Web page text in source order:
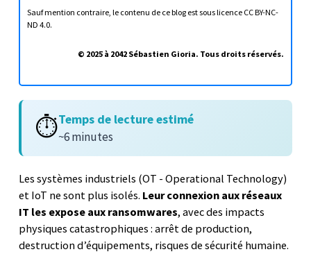
Sauf mention contraire, le contenu de ce blog est sous licence CC BY-NC-
ND 4.0.
© 2025 à 2042 Sébastien Gioria. Tous droits réservés.
⏱️Temps de lecture estimé
~6 minutes
Les systèmes industriels (OT - Operational Technology)
et IoT ne sont plus isolés. Leur connexion aux réseaux
IT les expose aux ransomwares, avec des impacts
physiques catastrophiques : arrêt de production,
destruction d’équipements, risques de sécurité humaine.